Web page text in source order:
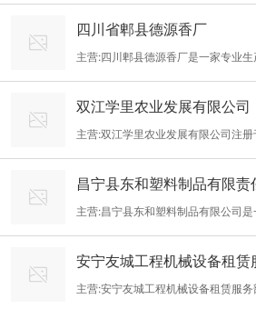
从而在市场竞争中占据有利地位。
渣类处理；脱硫及甲醇尾气回收设备
目。其中酒糟处理设备已成套化。 在
营信念，以“快速响应，合作共赢，
至上、诚信专注、创新驱动、创造价
专业、共赢”为经营理念，长期专注
于密封的基础研究，对标**密封研发
（制造）模式，以进行高分子材料（
四川省郫县德源香厂
主营:四川郫县德源香厂是一家专业
(卫生香、保健香、宗教祭祀香、蚊
其他配套产品的综合性企业，始建于
米。本公司拥有雄厚的技术力量，建
香、手工灭蚊檀香、新型纯天然灭蚊
列产品，多达100余个品种，满足了
双江学里农业发展有限公司
主营:双江学里农业发展有限公司注
资金1000万元。主要经营范围：茶
材种植加工销售、预包装食品销售等
工人30人。公司目前是双江县较大
昌宁县东和塑料制品有限责
主营:昌宁县东和塑料制品有限公司
制造、塑料包装箱及容器制造;工程
饰、水暖管道零件及其他建筑用金属
装饰材料销售；住宅水电安装维护服
安宁友城工程机械设备租赁
主营:安宁友城工程机械设备租赁服